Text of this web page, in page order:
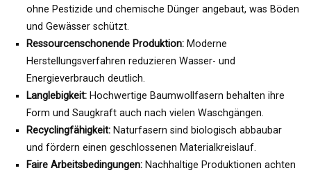
ohne Pestizide und chemische Dünger angebaut, was Böden
und Gewässer schützt.
Ressourcenschonende Produktion: Moderne
Herstellungsverfahren reduzieren Wasser- und
Energieverbrauch deutlich.
Langlebigkeit: Hochwertige Baumwollfasern behalten ihre
Form und Saugkraft auch nach vielen Waschgängen.
Recyclingfähigkeit: Naturfasern sind biologisch abbaubar
und fördern einen geschlossenen Materialkreislauf.
Faire Arbeitsbedingungen: Nachhaltige Produktionen achten